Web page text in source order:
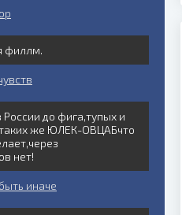
филлм.
России до фига,тупых и
же ЮЛЕК-ОВЦАБчто
нет!
иначе